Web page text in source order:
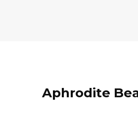
Aphrodite